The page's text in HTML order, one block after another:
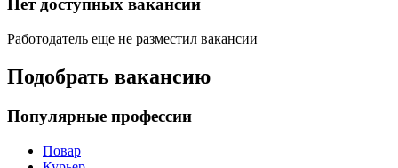
Нет доступных вакансий
Работодатель еще не разместил вакансии
Подобрать вакансию
Популярные профессии
Повар